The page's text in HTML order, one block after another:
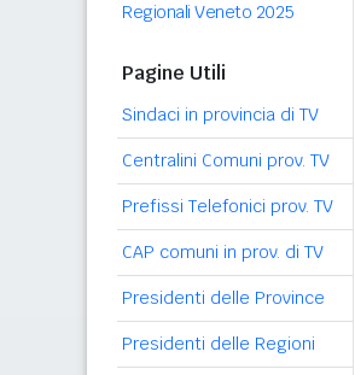
Regionali Veneto 2025
Pagine Utili
Sindaci in provincia di TV
Centralini Comuni prov. TV
Prefissi Telefonici prov. TV
CAP comuni in prov. di TV
Presidenti delle Province
Presidenti delle Regioni